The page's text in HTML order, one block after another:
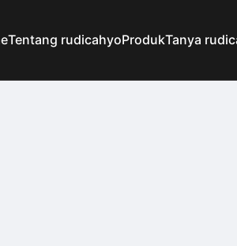
Tentang rudicahyoProdukTanya